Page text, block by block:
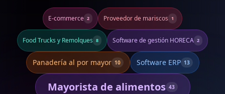
E-commerce 2 Proveedor de mariscos 1
Food Trucks y Remolques 8 Software de gestión HORECA 2
Panadería al por mayor 10 Software ERP 13
Mayorista de alimentos 43